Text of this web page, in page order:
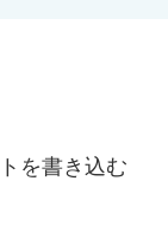
を書き込む